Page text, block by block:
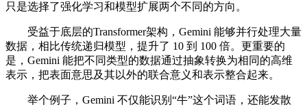
只是选择了强化学习和模型扩展两个不同的方向。
受益于底层的Transformer架构，Gemini 能够并行处理大量
数据，相比传统递归模型，提升了 10 到 100 倍。更重要的
是，Gemini 能把不同类型的数据通过抽象转换为相同的高维
表示，把表面意思及其以外的联合意义和表示整合起来。
举个例子，Gemini 不仅能识别“牛”这个词语，还能发散